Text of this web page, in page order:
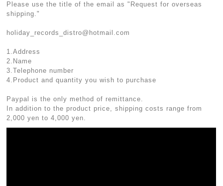
Please use the title of the email as "Request for overseas
shipping."
holiday_records_distro@hotmail.com
1.Address
2.Name
3.Telephone number
4.Product and quantity you wish to purchase
Paypal is the only method of remittance.
In addition to the product price, shipping costs range from
2,000 yen to 4,000 yen.